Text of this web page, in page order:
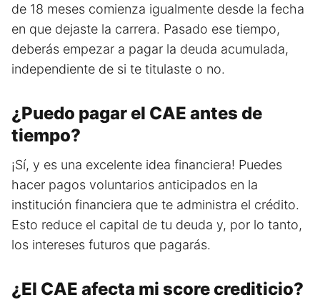
de 18 meses comienza igualmente desde la fecha
en que dejaste la carrera. Pasado ese tiempo,
deberás empezar a pagar la deuda acumulada,
independiente de si te titulaste o no.
¿Puedo pagar el CAE antes de
tiempo?
¡Sí, y es una excelente idea financiera! Puedes
hacer pagos voluntarios anticipados en la
institución financiera que te administra el crédito.
Esto reduce el capital de tu deuda y, por lo tanto,
los intereses futuros que pagarás.
¿El CAE afecta mi score crediticio?